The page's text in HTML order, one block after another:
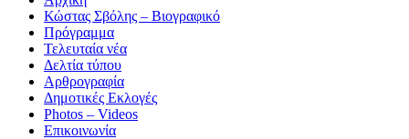
Κώστας Σβόλης – Βιογραφικό
Πρόγραμμα
Τελευταία νέα
Δελτία τύπου
Αρθρογραφία
Δημοτικές Εκλογές
Photos – Videos
Επικοινωνία